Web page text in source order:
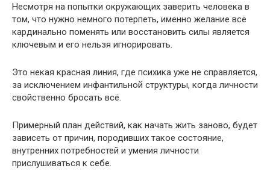
Несмотря на попытки окружающих заверить человека в
том, что нужно немного потерпеть, именно желание всё
кардинально поменять или восстановить силы является
ключевым и его нельзя игнорировать.
Это некая красная линия, где психика уже не справляется,
за исключением инфантильной структуры, когда личности
свойственно бросать всё.
Примерный план действий, как начать жить заново, будет
зависеть от причин, породивших такое состояние,
внутренних потребностей и умения личности
прислушиваться к себе.